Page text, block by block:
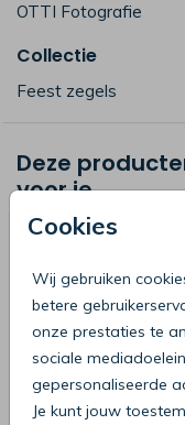
Cookies
Wij gebruiken
betere
onze prestaties te
sociale
gepersonaliseerde
Je kunt jouw
OTTI Fotografie
Collectie
Feest zegels
Deze
voor je